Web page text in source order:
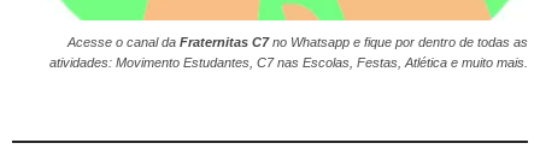
Acesse o canal da Fraternitas C7no Whatsapp e fique por dentro de todas as
atividades: Movimento Estudantes, C7 nas Escolas, Festas, Atlética e muito mais.